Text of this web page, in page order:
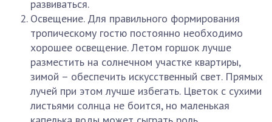
развиваться.
Освещение. Для правильного формирования
тропическому гостю постоянно необходимо
хорошее освещение. Летом горшок лучше
разместить на солнечном участке квартиры,
зимой – обеспечить искусственный свет. Прямых
лучей при этом лучше избегать. Цветок с сухими
листьями солнца не боится, но маленькая